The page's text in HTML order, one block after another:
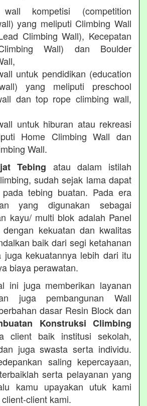
kompetisi (competition
yang meliputi Climbing Wall
Climbing Wall), Kecepatan
Wall) dan Boulder
untuk pendidikan (education
yang meliputi preschool
dan top rope climbing wall,
untuk hiburan atau rekreasi
Home Climbing Wall dan
Wall.
Tebing atau dalam istilah
sudah sejak lama dapat
tebing buatan. Pada era
yang digunakan sebagai
kayu/ multi blok adalah Panel
kekuatan dan kwalitas
baik dari segi ketahanan
juga kekuatannya lebih dari itu
biaya perawatan.
ini juga memberikan layanan
juga pembangunan Wall
dasar Resin Block dan
Konstruksi Climbing
client baik institusi sekolah,
juga swasta serta individu.
saling kepercayaan,
serta pelayanan yang
kamu upayakan utuk kami
client kami.